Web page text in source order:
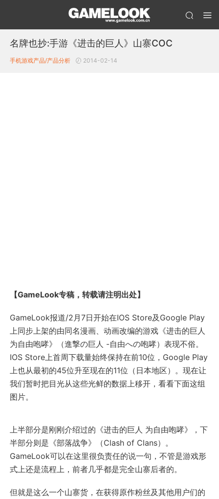
名牌也抄:手游《进击的巨人》山寨COC
手机游戏产品/产品分析 2014-02-14
【GameLook专稿，转载请注明出处】
GameLook报道/2月7日开始在IOS Store及Google Play
上同步上架的由同名漫画、动画改编的游戏《进击的巨人
为自由咆哮》（進撃の巨人 -自由への咆哮）表现不俗。
IOS Store上首周下载量始终保持在前10位，Google Play
上也从最初的45位升至现在的11位（日本地区）。现在让
我们暂时把目光从这些光鲜的数据上移开，看看下面这组
图片。
上半部分是刚刚介绍过的《进击的巨人 为自由咆哮》，下
半部分则是《部落战争》（Clash of Clans）。
GameLook可以在这里很负责任的说一句，不管是游戏形
式上还是流程上，前者几乎都是完全山寨后者的。
但就是这么一个山寨货，在获得原作粉丝及其他用户们的